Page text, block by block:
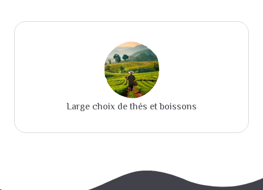
Large choix de thés et boissons